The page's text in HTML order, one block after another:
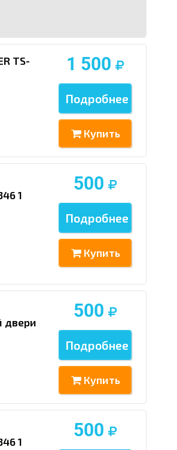
TS-
1 500
Подробнее
Купить
1
500
Подробнее
Купить
двери
500
Подробнее
Купить
1
500